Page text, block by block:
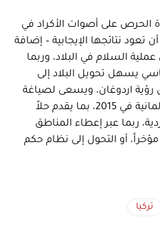
الحرص على أصوات الأكراد في
تعود نتائجها الإيجابية – إضافة
السلام في البلاد، وربما
يسهل تحويل البلاد إلى
اردوغان، ويسعى لصياغة
دستور جديد بعد الانتخابات البرلمانية في 2015، بما يقدم حلاً
ربما عبر إعطاء المناطق
أو التحول إلى نظام حكم
تركيا